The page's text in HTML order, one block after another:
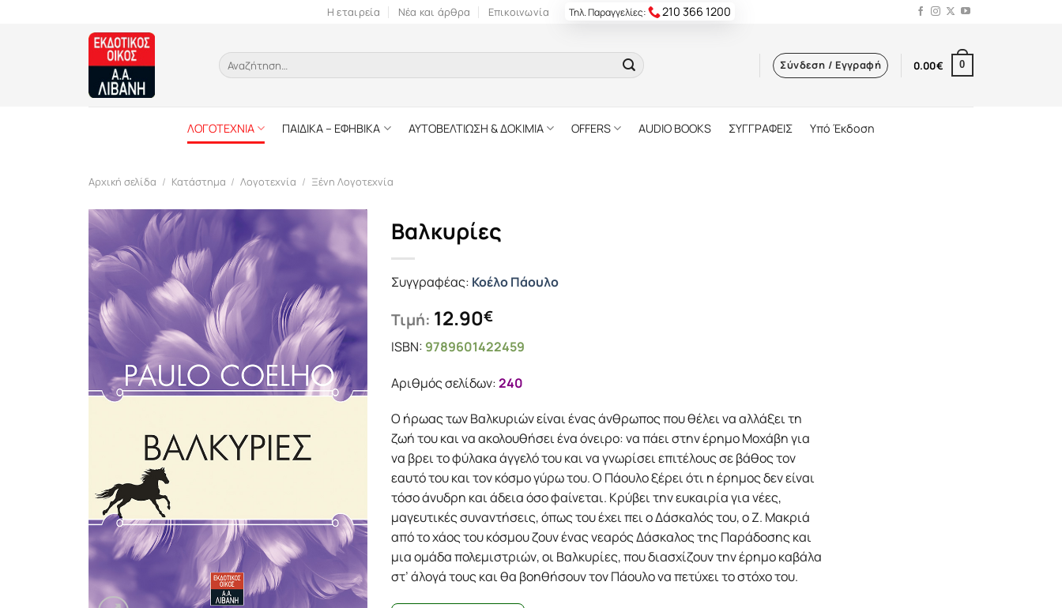
Η εταιρεία Νέα και άρθρα Επικοινωνία Τηλ. Παραγγελίες: 210 366 1200
Αναζήτηση
για:
Σύνδεση / Εγγραφή 0.00€ 0
ΛΟΓΟΤΕΧΝΙΑ ΠΑΙΔΙΚΑ – ΕΦΗΒΙΚΑ ΑΥΤΟΒΕΛΤΙΩΣΗ & ΔΟΚΙΜΙΑ OFFERS AUDIO BOOKS ΣΥΓΓΡΑΦΕΙΣ Υπό Έκδοση
Αρχική σελίδα / Κατάστημα / Λογοτεχνία / Ξένη Λογοτεχνία
Βαλκυρίες
Συγγραφέας: Κοέλο Πάουλο
Τιμή: 12.90€
ISBN: 9789601422459
Αριθμός σελίδων:240
Ο ήρωας των Βαλκυριών είναι ένας άνθρωπος που θέλει να αλλάξει τη
ζωή του και να ακολουθήσει ένα όνειρο: να πάει στην έρημο Μοχάβη για
να βρει το φύλακα άγγελό του και να γνωρίσει επιτέλους σε βάθος τον
εαυτό του και τον κόσμο γύρω του. Ο Πάουλο ξέρει ότι η έρημος δεν είναι
τόσο άνυδρη και άδεια όσο φαίνεται. Κρύβει την ευκαιρία για νέες,
μαγευτικές συναντήσεις, όπως του έχει πει ο Δάσκαλός του, ο Ζ. Μακριά
από το χάος του κόσμου ζουν ένας νεαρός Δάσκαλος της Παράδοσης και
μια ομάδα πολεμιστριών, οι Βαλκυρίες, που διασχίζουν την έρημο καβάλα
στ’ άλογά τους και θα βοηθήσουν τον Πάουλο να πετύχει το στόχο του.